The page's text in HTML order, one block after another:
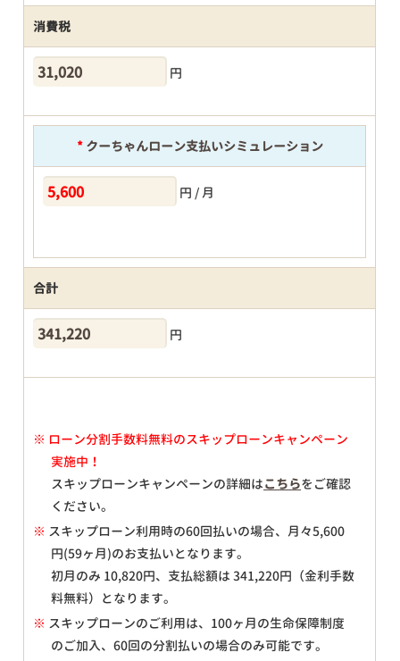
消費税
円
*クーちゃんローン支払いシミュレーション
円 / 月
合計
円
※ ローン分割手数料無料のスキップローンキャンペーン
実施中！
スキップローンキャンペーンの詳細はこちらをご確認
ください。
※ スキップローン利用時の60回払いの場合、月々5,600
円(59ヶ月)のお支払いとなります。
初月のみ 10,820円、支払総額は341,220円（金利手数
料無料）となります。
※ スキップローンのご利用は、100ヶ月の生命保障制度
のご加入、60回の分割払いの場合のみ可能です。